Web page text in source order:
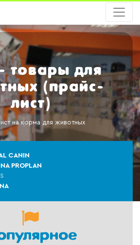
CANIN
PROPLAN
товары для
(прайс-
лист)
на корма для животных